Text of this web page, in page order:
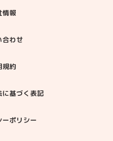
情報
合わせ
規約
に基づく表記
ポリシー